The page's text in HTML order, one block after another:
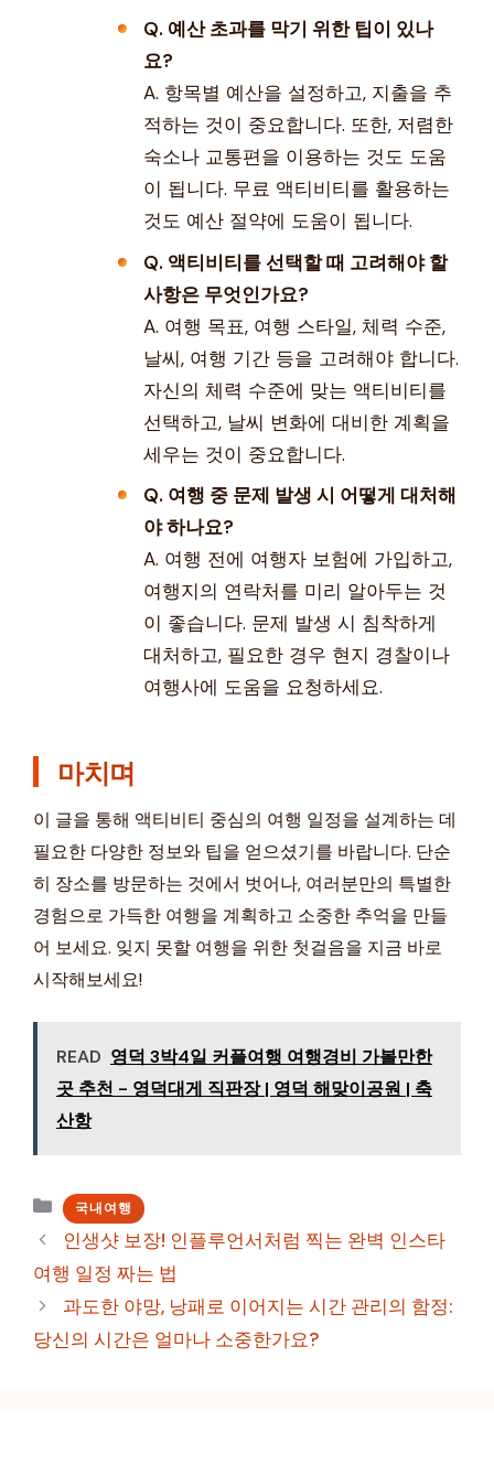
Q. 예산 초과를 막기 위한 팁이 있나
요?
A. 항목별 예산을 설정하고, 지출을 추
적하는 것이 중요합니다. 또한, 저렴한
숙소나 교통편을 이용하는 것도 도움
이 됩니다. 무료 액티비티를 활용하는
것도 예산 절약에 도움이 됩니다.
Q. 액티비티를 선택할 때 고려해야 할
사항은 무엇인가요?
A. 여행 목표, 여행 스타일, 체력 수준,
날씨, 여행 기간 등을 고려해야 합니다.
자신의 체력 수준에 맞는 액티비티를
선택하고, 날씨 변화에 대비한 계획을
세우는 것이 중요합니다.
Q. 여행 중 문제 발생 시 어떻게 대처해
야 하나요?
A. 여행 전에 여행자 보험에 가입하고,
여행지의 연락처를 미리 알아두는 것
이 좋습니다. 문제 발생 시 침착하게
대처하고, 필요한 경우 현지 경찰이나
여행사에 도움을 요청하세요.
마치며
이 글을 통해 액티비티 중심의 여행 일정을 설계하는 데
필요한 다양한 정보와 팁을 얻으셨기를 바랍니다. 단순
히 장소를 방문하는 것에서 벗어나, 여러분만의 특별한
경험으로 가득한 여행을 계획하고 소중한 추억을 만들
어 보세요. 잊지 못할 여행을 위한 첫걸음을 지금 바로
시작해보세요!
READ 영덕 3박4일 커플여행 여행경비 가볼만한
곳 추천 - 영덕대게 직판장 | 영덕 해맞이공원 | 축
산항
카
테
고
리
국내여행
인생샷 보장! 인플루언서처럼 찍는 완벽 인스타
여행 일정 짜는 법
과도한 야망, 낭패로 이어지는 시간 관리의 함정:
당신의 시간은 얼마나 소중한가요?